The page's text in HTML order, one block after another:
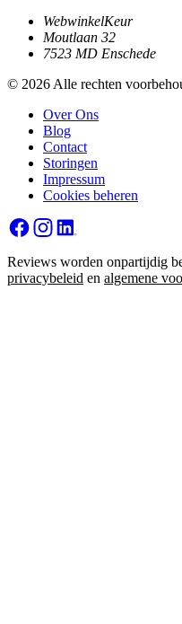
WebwinkelKeur
Moutlaan 32
7523 MD Enschede
© 2026 Alle rechten
Over Ons
Blog
Contact
Storingen
Impressum
Cookies beheren
Reviews worden onpartijdig
privacybeleid en algemene